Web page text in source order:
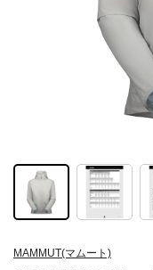
MAMMUT(マムート)